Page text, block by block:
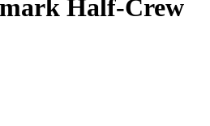
Half‑Crew